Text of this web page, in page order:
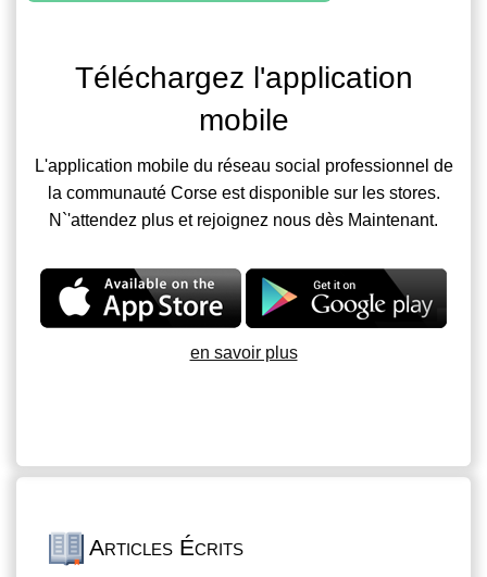
Téléchargez l'application
mobile
L'application mobile du réseau social professionnel de
la communauté Corse est disponible sur les stores.
N`'attendez plus et rejoignez nous dès Maintenant.
en savoir plus
Articles Écrits